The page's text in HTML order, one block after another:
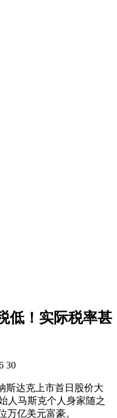
低！实际税率甚
30
斯达克上市首日股价大
人马斯克个人身家随之
万亿美元富豪。